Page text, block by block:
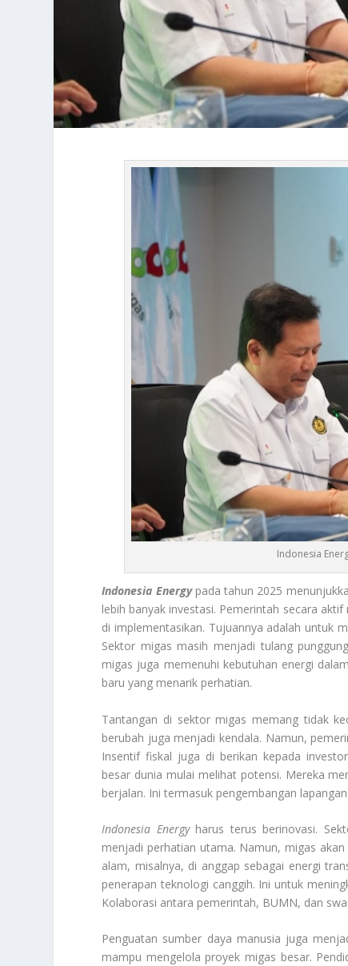
Indonesia
Indonesia Energy pada tahun 2025
lebih banyak investasi. Pemerintah secara
di implementasikan. Tujuannya adalah untuk
Sektor migas masih menjadi tulang
migas juga memenuhi kebutuhan energi
baru yang menarik perhatian.
Tantangan di sektor migas memang tidak
berubah juga menjadi kendala. Namun,
Insentif fiskal juga di berikan kepada
besar dunia mulai melihat potensi. Mereka
berjalan. Ini termasuk pengembangan
Indonesia Energy harus terus berinovasi.
menjadi perhatian utama. Namun, migas
alam, misalnya, di anggap sebagai energi
penerapan teknologi canggih. Ini untuk
Kolaborasi antara pemerintah, BUMN, dan
Penguatan sumber daya manusia juga
mampu mengelola proyek migas besar.